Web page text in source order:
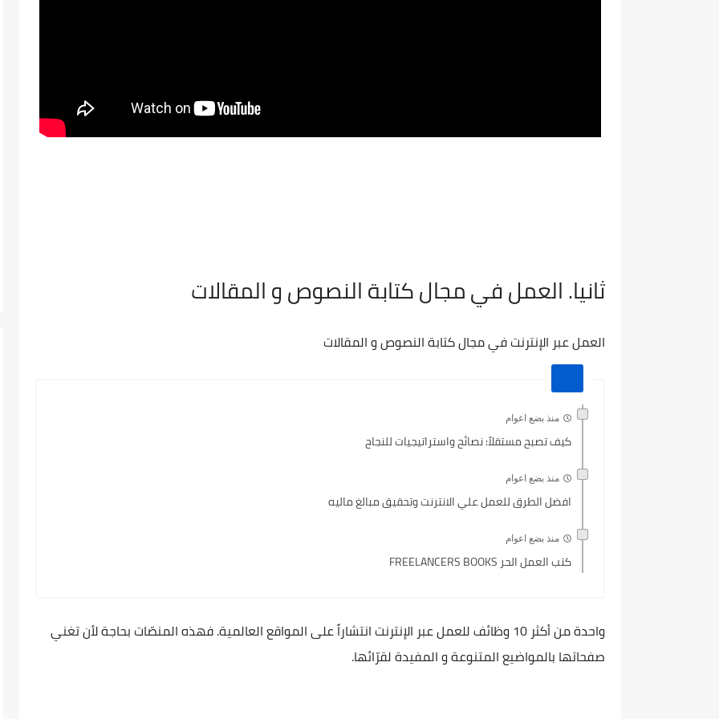
ثانيا. العمل في مجال كتابة النصوص و المقالات
العمل عبر الإنترنت في مجال كتابة النصوص و المقالات
منذ بضع اعوام
كيف تصبح مستقلاً: نصائح واستراتيجيات للنجاح
منذ بضع اعوام
افضل الطرق للعمل علي الانترنت وتحقيق مبالغ ماليه
منذ بضع اعوام
كتب العمل الحر FREELANCERS BOOKS
واحدة من أكثر 10 وظائف للعمل عبر الإنترنت انتشاراً على المواقع العالمية. فهذه المنصّات بحاجة لأن تغني
صفحاتها بالمواضيع المتنوعة و المفيدة لقرّائها.